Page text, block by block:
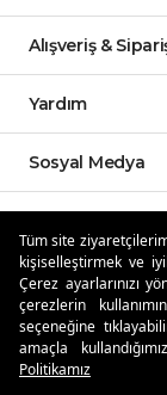
Tüm site
kişiselleştirmek ve
Çerez ayarlarınızı
çerezlerin
seçeneğine
amaçla
Politikamız
Alışveriş &
Yardım
Sosyal Medya
Özdilekteyim'de
Güvenli Alışveriş